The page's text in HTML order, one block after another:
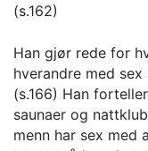
(s.162)
Han gjør rede for
hverandre med
(s.166) Han
saunaer og
menn har sex med